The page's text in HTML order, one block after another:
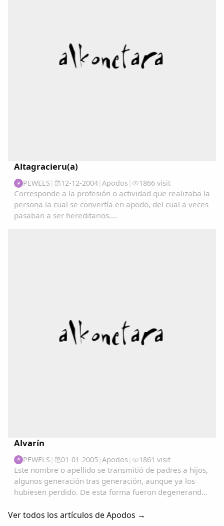
Altagracieru(a)
P PEWELS | 12-12-2004| Apodos | 1866 visit
Corresponde a la profesión o actividad que realizaba la
persona la cual se convertía en apodo, del cual a veces
pasaban a ser hereditarios....
Alvarín
P PEWELS | 01-01-2005| Apodos | 1861 visit
Este nombre o apellido se transmitió de padres a hijos,
algunos generación tras generación, aunque ya los
hubiesen perdido. De esta forma fueron degenerando
Ver todos los artículos de Apodos →